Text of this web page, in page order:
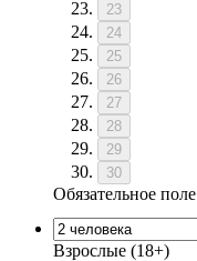
23
24
25
26
27
28
29
30
Обязательное поле
Взрослые (18+)